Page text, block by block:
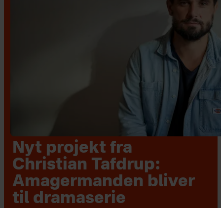
Nyt projekt fra
Christian Tafdrup:
Amagermanden bliver
til dramaserie